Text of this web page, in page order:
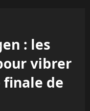
: les
vibrer
finale de